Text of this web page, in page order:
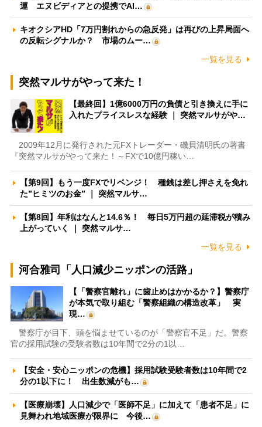
運 エヌビディアとの提携でAI…
キオクシアHD「7万円割れからの急反発」は再びの上昇局面へ
の反転シグナルか？ 市場のムー…
一覧を見る
突然マルサがやって来た！
【最終回】1億6000万円の負債と引き換えに手に
入れたプライスレスな経験 ｜ 突然マルサがや…
2009年12月に発行された元FXトレーダー・磯貝清明氏の著書
『突然マルサがやって来た！～FXで10億円稼い…
【第9回】もう一度FXでリベンジ！ 種銭は差し押さえを免れ
た”ヒミツのお金” ｜ 突然マルサ…
【第8回】年利はなんと14.6％！ 毎日5万円超の延滞税が積み
上がっていく ｜ 突然マルサ…
一覧を見る
河合雅司「人口減少ニッポンの活路」
【「警察官離れ」に歯止めはかかるか？】警察庁
が本気で取り組む「警察組織の構造改革」 実
現…
警察庁が目下、頭を悩ませているのが「警察官不足」だ。警察
官の採用試験の受験者数は10年間で2分の1以…
【安全・安心ニッポンの危機】採用試験受験者数は10年間で2
分の1以下に！ 出生数減がも…
【医療崩壊】人口減少で「医師不足」に加えて「患者不足」に
見舞われ地域医療が限界に 今後…